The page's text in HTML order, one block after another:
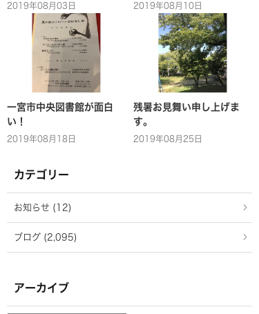
2019年08月03日 2019年08月10日
一宮市中央図書館が面白
い！
2019年08月18日
残暑お見舞い申し上げま
す。
2019年08月25日
カテゴリー
お知らせ (12)
ブログ (2,095)
アーカイブ